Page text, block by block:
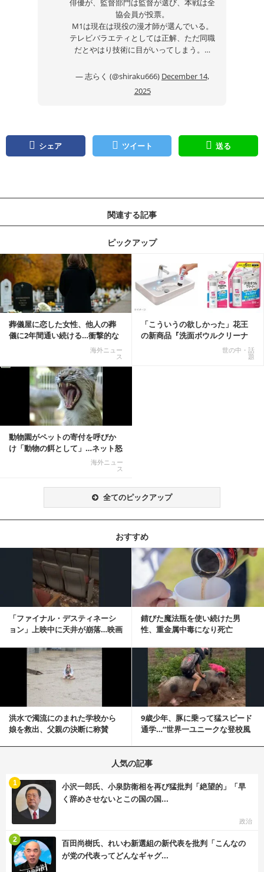
俳優が、監督部門は監督が選び、本戦は全
協会員が投票。
M1は現在は現役の漫才師が選んでいる。
テレビバラエティとしては正解、ただ同職
だとやはり技術に目がいってしまう。…
— 志らく (@shiraku666) December 14,
2025
シェア ツイート 送る
関連する記事
ピックアップ
葬儀屋に恋した女性、他人の葬
儀に2年間通い続ける…衝撃的な
海外ニュー
ス
「こういうの欲しかった」花王
の新商品『洗面ボウルクリーナ
世の中・話
題
記事を読む
動物園がペットの寄付を呼びか
け「動物の餌として」…ネット怒
海外ニュー
ス
全てのピックアップ
おすすめ
「ファイナル・デスティネーシ
ョン」上映中に天井が崩落…映画
錆びた魔法瓶を使い続けた男
性、重金属中毒になり死亡
記事を読む
洪水で濁流にのまれた学校から
娘を救出、父親の決断に称賛
9歳少年、豚に乗って猛スピード
通学…“世界一ユニークな登校風
記事を読む
人気の記事
小沢一郎氏、小泉防衛相を再び猛批判「絶望的」「早
く辞めさせないとこの国の国...
政治
1
百田尚樹氏、れいわ新選組の新代表を批判「こんなの
が党の代表ってどんなギャグ...
2